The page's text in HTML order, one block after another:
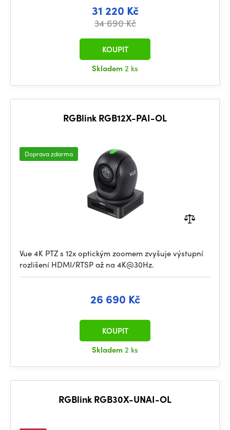
31 220 Kč
34 690 Kč
Skladem2 ks
KOUPIT
RGBlink RGB12X-PAI-OL
Doprava zdarma
Vue 4K PTZ s 12x optickým zoomem zvyšuje výstupní
rozlišení HDMI/RTSP až na 4K@30Hz.
26 690 Kč
Skladem2 ks
KOUPIT
RGBlink RGB30X-UNAI-OL